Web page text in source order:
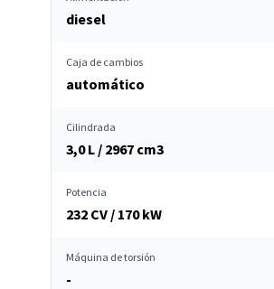
diesel
Caja de cambios
automático
Cilindrada
3,0 L / 2967 cm3
Potencia
232 CV / 170 kW
Máquina de torsión
-